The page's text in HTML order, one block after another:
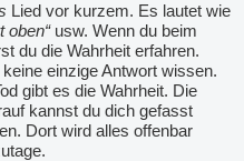
Lied vor kurzem. Es lautet wie
oben“usw. Wenn du beim
du die Wahrheit erfahren.
einzige Antwort wissen.
gibt es die Wahrheit. Die
kannst du dich gefasst
Dort wird alles offenbar